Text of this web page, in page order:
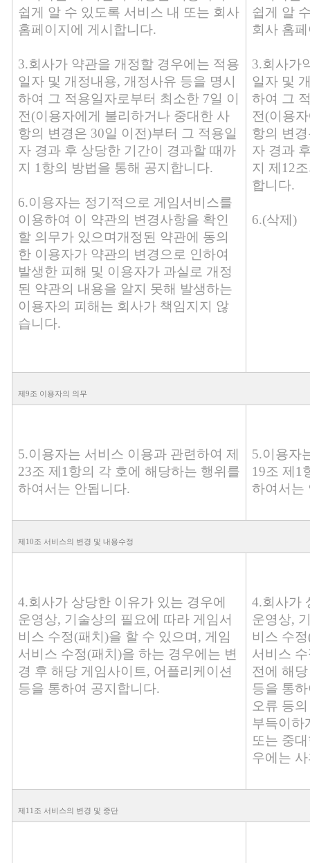
쉽게 알 수 있도록 서비스 내 또는 회사
홈페이지에 게시합니다.
3.회사가 약관을 개정할 경우에는 적용
일자 및 개정내용, 개정사유 등을 명시
하여 그 적용일자로부터 최소한 7일 이
전(이용자에게 불리하거나 중대한 사
항의 변경은 30일 이전)부터 그 적용일
자 경과 후 상당한 기간이 경과할 때까
지 1항의 방법을 통해 공지합니다.
6.이용자는 정기적으로 게임서비스를
이용하여 이 약관의 변경사항을 확인
할 의무가 있으며개정된 약관에 동의
한 이용자가 약관의 변경으로 인하여
발생한 피해 및 이용자가 과실로 개정
된 약관의 내용을 알지 못해 발생하는
이용자의 피해는 회사가 책임지지 않
습니다.
쉽게 알
회사 홈
3.회사가
일자 및
하여 그
전(이용
항의 변
자 경과
지 제12
합니다.
6.(삭제)
제9조 이용자의 의무
5.이용자는 서비스 이용과 관련하여 제
23조 제1항의 각 호에 해당하는 행위를
하여서는 안됩니다.
5.이용자
19조 제1
하여서는
제10조 서비스의 변경 및 내용수정
4.회사가 상당한 이유가 있는 경우에
운영상, 기술상의 필요에 따라 게임서
비스 수정(패치)을 할 수 있으며, 게임
서비스 수정(패치)을 하는 경우에는 변
경 후 해당 게임사이트, 어플리케이션
등을 통하여 공지합니다.
4.회사가
운영상,
비스 수
서비스
전에 해
등을 통
오류 등
부득이하
또는 중
우에는
제11조 서비스의 변경 및 중단